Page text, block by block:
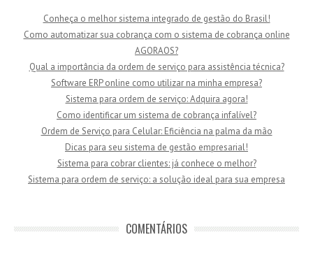
Conheça o melhor sistema integrado de gestão do Brasil!
Como automatizar sua cobrança com o sistema de cobrança online
AGORAOS?
Qual a importância da ordem de serviço para assistência técnica?
Software ERP online como utilizar na minha empresa?
Sistema para ordem de serviço: Adquira agora!
Como identificar um sistema de cobrança infalível?
Ordem de Serviço para Celular: Eficiência na palma da mão
Dicas para seu sistema de gestão empresarial!
Sistema para cobrar clientes: já conhece o melhor?
Sistema para ordem de serviço: a solução ideal para sua empresa
COMENTÁRIOS